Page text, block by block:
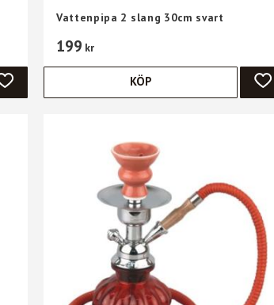
LÄGG TILL I FAVORITER
Vattenpipa 2 slang 30cm svart
199 kr
KÖP